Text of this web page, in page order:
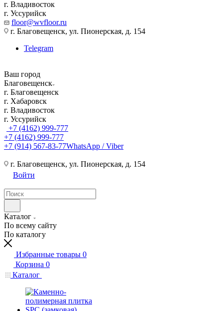
г. Владивосток
г. Уссурийск
floor@wvfloor.ru
г. Благовещенск, ул. Пионерская, д. 154
Telegram
Ваш город
Благовещенск
г. Благовещенск
г. Хабаровск
г. Владивосток
г. Уссурийск
+7 (4162) 999-777
+7 (4162) 999-777
+7 (914) 567-83-77WhatsApp / Viber
г. Благовещенск, ул. Пионерская, д. 154
Войти
Каталог
По всему сайту
По каталогу
Избранные товары 0
Корзина 0
Каталог